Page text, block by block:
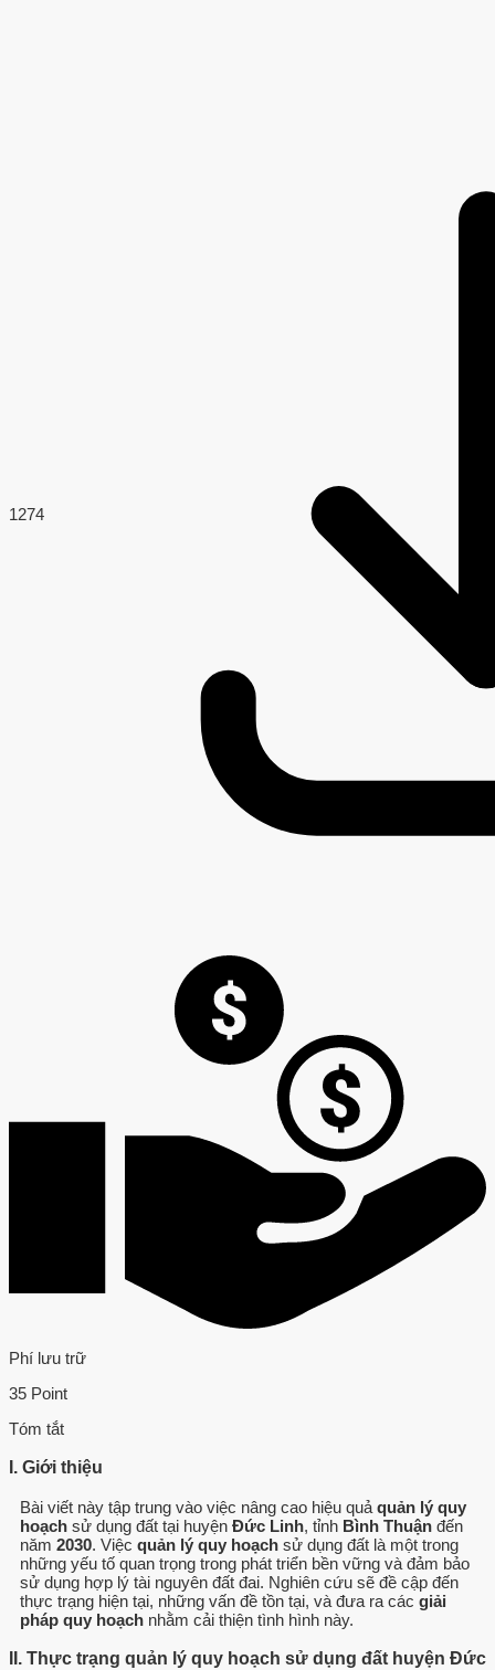
1274
Phí lưu trữ
35 Point
Tóm tắt
I. Giới thiệu
Bài viết này tập trung vào việc nâng cao hiệu quả quản lý quy
hoạch sử dụng đất tại huyện Đức Linh, tỉnh Bình Thuận đến
năm 2030. Việc quản lý quy hoạch sử dụng đất là một trong
những yếu tố quan trọng trong phát triển bền vững và đảm bảo
sử dụng hợp lý tài nguyên đất đai. Nghiên cứu sẽ đề cập đến
thực trạng hiện tại, những vấn đề tồn tại, và đưa ra các giải
pháp quy hoạch nhằm cải thiện tình hình này.
II. Thực trạng quản lý quy hoạch sử dụng đất huyện Đức